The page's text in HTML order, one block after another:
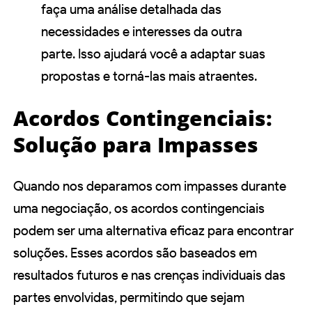
faça uma análise detalhada das
necessidades e interesses da outra
parte. Isso ajudará você a adaptar suas
propostas e torná-las mais atraentes.
Acordos Contingenciais:
Solução para Impasses
Quando nos deparamos com impasses durante
uma negociação, os acordos contingenciais
podem ser uma alternativa eficaz para encontrar
soluções. Esses acordos são baseados em
resultados futuros e nas crenças individuais das
partes envolvidas, permitindo que sejam